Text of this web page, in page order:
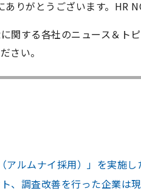
りがとうございます。HR
関する各社のニュース＆ト
さい。
アルムナイ採用）」を実施
、調査改善を行った企業は